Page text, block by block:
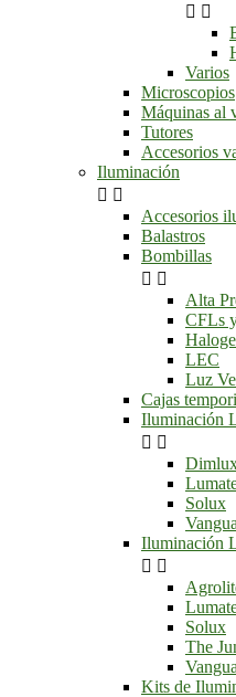
 
Varios
Microscopios
Máquinas al
Tutores
Accesorios
Iluminación
 
Accesorios
Balastros
Bombillas
 
Alta
CFLs
LEC
Luz
Cajas
Iluminación
 
Solux
Iluminación
 
Solux
The
Kits de